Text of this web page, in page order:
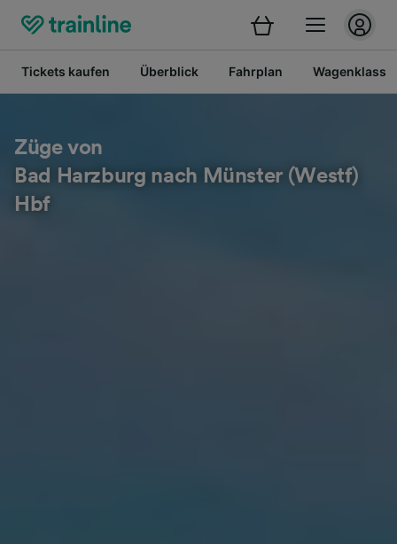
Tickets kaufen Überblick Fahrplan
Züge von
Bad Harzburg nach Münster (Westf)
Hbf